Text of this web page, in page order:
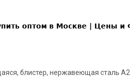
блистер, нержавеющая сталь A2